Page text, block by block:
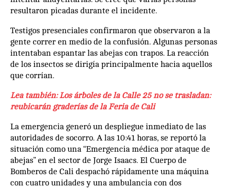
resultaron picadas durante el incidente.
Testigos presenciales confirmaron que observaron a la
gente correr en medio de la confusión. Algunas personas
intentaban espantar las abejas con trapos. La reacción
de los insectos se dirigía principalmente hacia aquellos
que corrían.
Lea también: Los árboles de la Calle 25 no se trasladan:
reubicarán graderías de la Feria de Cali
La emergencia generó un despliegue inmediato de las
autoridades de socorro. A las 10:41 horas, se reportó la
situación como una “Emergencia médica por ataque de
abejas” en el sector de Jorge Isaacs. El Cuerpo de
Bomberos de Cali despachó rápidamente una máquina
con cuatro unidades y una ambulancia con dos